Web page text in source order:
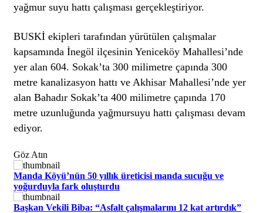
yağmur suyu hattı çalışması gerçekleştiriyor.
BUSKİ ekipleri tarafından yürütülen çalışmalar
kapsamında İnegöl ilçesinin Yeniceköy Mahallesi’nde
yer alan 604. Sokak’ta 300 milimetre çapında 300
metre kanalizasyon hattı ve Akhisar Mahallesi’nde yer
alan Bahadır Sokak’ta 400 milimetre çapında 170
metre uzunluğunda yağmursuyu hattı çalışması devam
ediyor.
Göz Atın
Manda Köyü’nün 50 yıllık üreticisi manda sucuğu ve
yoğurduyla fark oluşturdu
Başkan Vekili Biba: “Asfalt çalışmalarını 12 kat artırdık”